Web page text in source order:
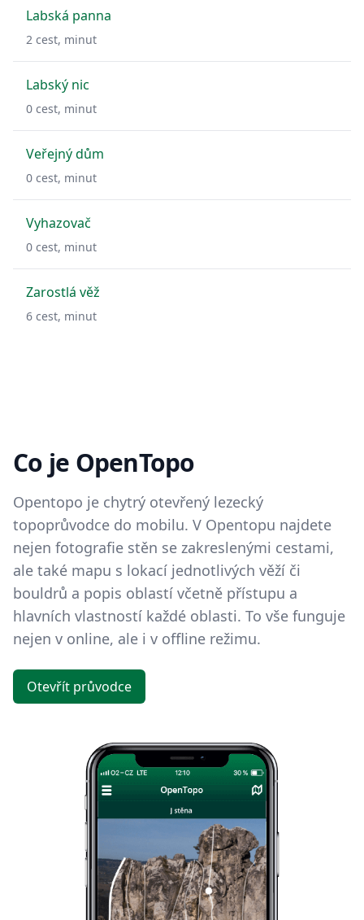
Labská panna
2 cest, minut
Labský nic
0 cest, minut
Veřejný dům
0 cest, minut
Vyhazovač
0 cest, minut
Zarostlá věž
6 cest, minut
Co je OpenTopo
Opentopo je chytrý otevřený lezecký
topoprůvodce do mobilu. V Opentopu najdete
nejen fotografie stěn se zakreslenými cestami,
ale také mapu s lokací jednotlivých věží či
bouldrů a popis oblastí včetně přístupu a
hlavních vlastností každé oblasti. To vše funguje
nejen v online, ale i v offline režimu.
Otevřít průvodce